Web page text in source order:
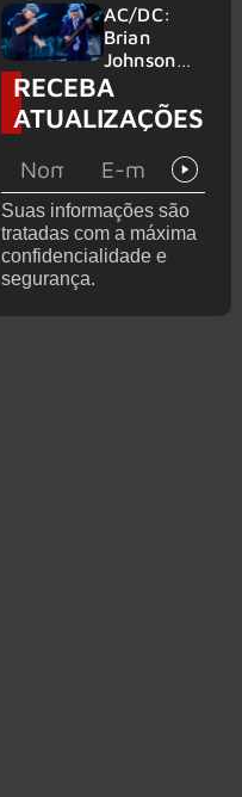
anunciados
no Wacken
2027
clássicos
do Bon
Jovi com o
supergrupo
Kings of
Chaos nos
Unidos
AC/DC:
Brian
Johnson
quase é
atingido
por canhão
RECEBA
ATUALIZAÇÕES
Suas informações são
tratadas com a máxima
confidencialidade e
segurança.